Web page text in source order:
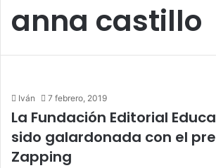
anna castillo
Iván 7 febrero, 2019
La Fundación Editorial
sido galardonada con el
Zapping